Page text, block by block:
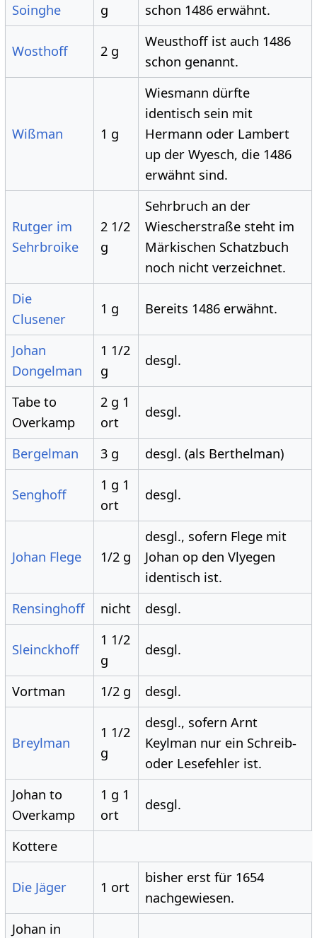
Soinghe
g
schon 1486 erwähnt.
Wosthoff 2 g
Weusthoff ist auch 1486
schon genannt.
Wißman 1 g
Wiesmann dürfte
identisch sein mit
Hermann oder Lambert
up der Wyesch, die 1486
erwähnt sind.
Rutger im
Sehrbroike
2 1/2
g
Sehrbruch an der
Wiescherstraße steht im
Märkischen Schatzbuch
noch nicht verzeichnet.
Die
Clusener
1 g Bereits 1486 erwähnt.
Johan
Dongelman
1 1/2
g
desgl.
Tabe to
Overkamp
2 g 1
ort
desgl.
Bergelman 3 g desgl. (als Berthelman)
Senghoff
1 g 1
ort
desgl.
Johan Flege 1/2 g
desgl., sofern Flege mit
Johan op den Vlyegen
identisch ist.
Rensinghoff
nicht desgl.
Sleinckhoff
1 1/2
g
desgl.
Vortman 1/2 g desgl.
Breylman
1 1/2
g
desgl., sofern Arnt
Keylman nur ein Schreib-
oder Lesefehler ist.
Johan to
Overkamp
1 g 1
ort
desgl.
Kottere
Die Jäger 1 ort
bisher erst für 1654
nachgewiesen.
Johan in